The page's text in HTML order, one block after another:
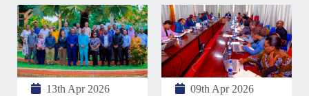
13th Apr 2026 09th Apr 2026